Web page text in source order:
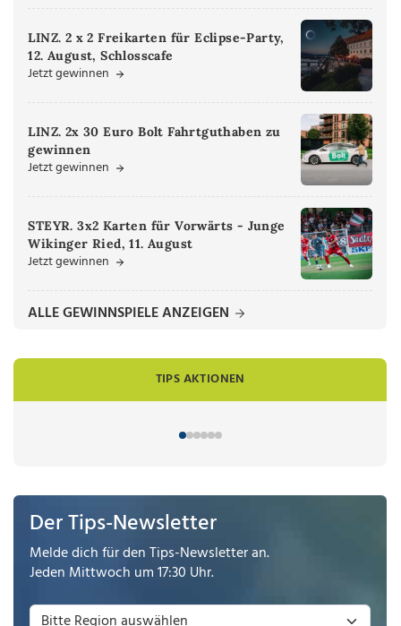
LINZ. 2 x 2 Freikarten für Eclipse-Party,
12. August, Schlosscafe
Jetzt gewinnen
LINZ. 2x 30 Euro Bolt Fahrtguthaben zu
gewinnen
Jetzt gewinnen
STEYR. 3x2 Karten für Vorwärts - Junge
Wikinger Ried, 11. August
Jetzt gewinnen
ALLE GEWINNSPIELE ANZEIGEN
TIPS AKTIONEN
Der Tips-Newsletter
Melde dich für den Tips-Newsletter an.
Jeden Mittwoch um 17:30 Uhr.